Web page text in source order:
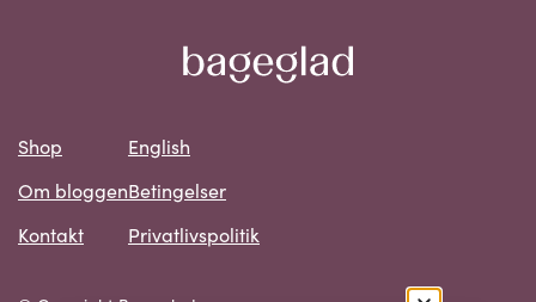
Shop
Om bloggen
Kontakt
English
Betingelser
Privatlivspolitik